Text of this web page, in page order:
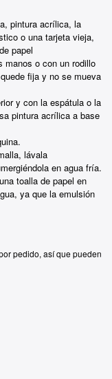
pintura acrílica, la
o una tarjeta vieja,
papel
manos o con un rodillo
fija y no se mueva
y con la espátula o la
pintura acrílica a base
lávala
en agua fría.
toalla de papel en
ya que la emulsión
pedido, así que pueden